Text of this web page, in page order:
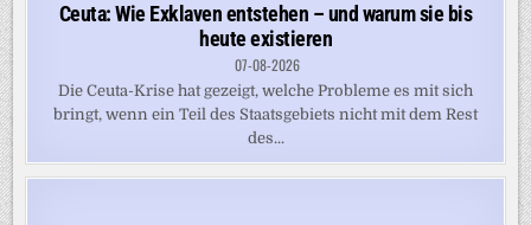
Ceuta: Wie Exklaven entstehen – und warum sie bis
heute existieren
07-08-2026
Die Ceuta-Krise hat gezeigt, welche Probleme es mit sich
bringt, wenn ein Teil des Staatsgebiets nicht mit dem Rest
des...